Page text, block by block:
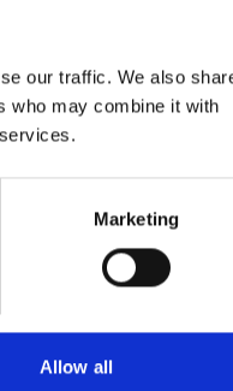
our traffic. We also
who may combine it with
Marketing
Allow all
- ta med
mikra